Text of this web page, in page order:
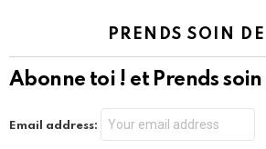
PRENDS SOIN DE
Abonne toi ! et Prends
Email address: